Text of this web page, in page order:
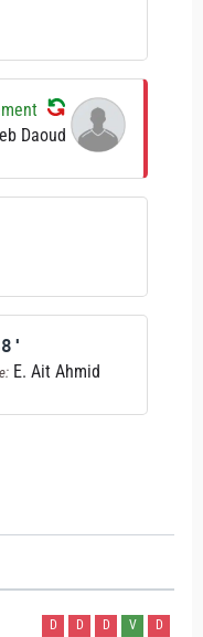
Daoud
E. Ait Ahmid
D D D V D